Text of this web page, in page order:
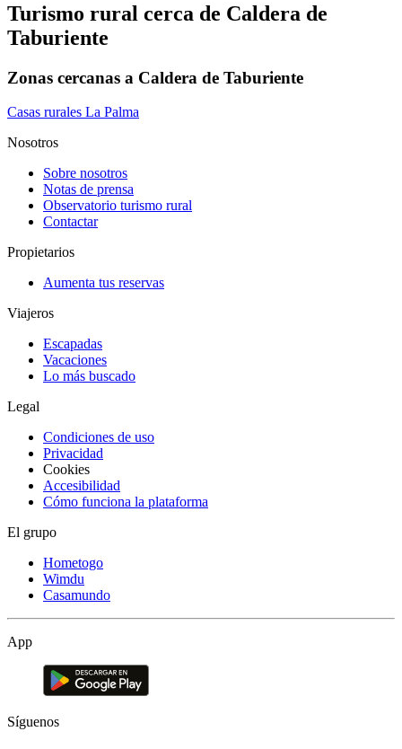
Turismo rural cerca de Caldera de
Taburiente
Zonas cercanas a Caldera de Taburiente
Casas rurales La Palma
Nosotros
Sobre nosotros
Notas de prensa
Observatorio turismo rural
Contactar
Propietarios
Aumenta tus reservas
Viajeros
Escapadas
Vacaciones
Lo más buscado
Legal
Condiciones de uso
Privacidad
Cookies
Accesibilidad
Cómo funciona la plataforma
El grupo
Hometogo
Wimdu
Casamundo
App
Síguenos